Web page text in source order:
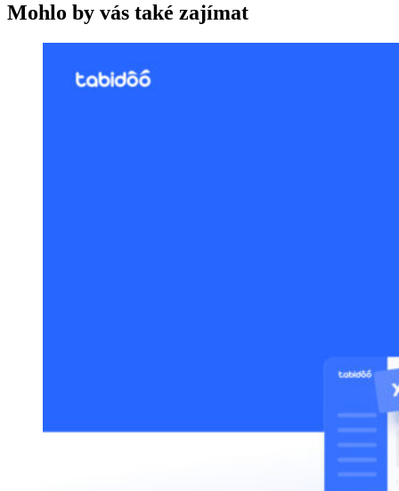
Mohlo by vás také zajímat